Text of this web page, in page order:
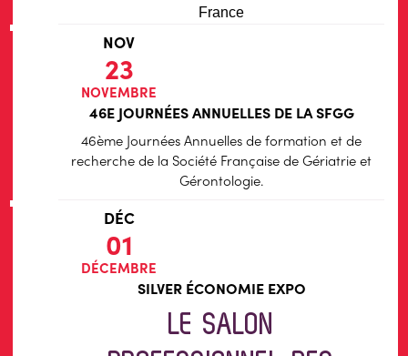
France
NOV
23
NOVEMBRE
46E JOURNÉES ANNUELLES DE LA SFGG
46ème Journées Annuelles de formation et de
recherche de la Société Française de Gériatrie et
Gérontologie.
DÉC
01
DÉCEMBRE
SILVER ÉCONOMIE EXPO
LE SALON